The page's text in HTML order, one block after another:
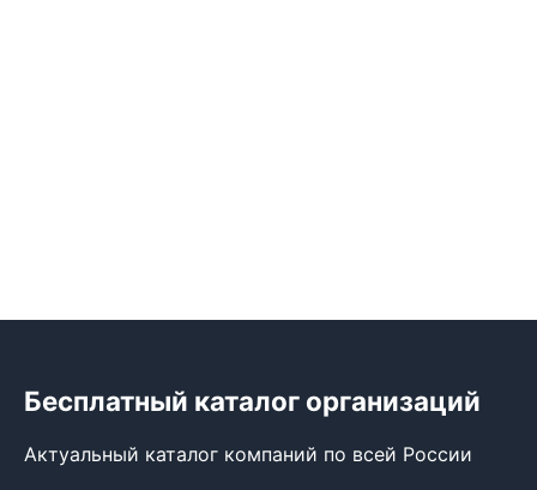
Бесплатный каталог организаций
Актуальный каталог компаний по всей России